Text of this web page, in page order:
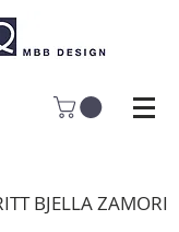
BJELLA ZAMORI